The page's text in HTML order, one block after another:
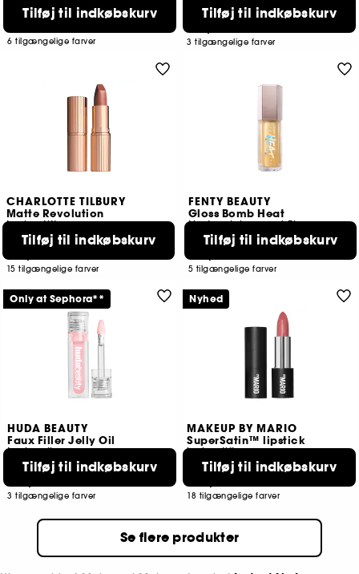
1178
6 tilgængelige farver
Tilføj til indkøbskurv 4971
219,00 KR
3 tilgængelige farver
Tilføj til indkøbskurv
CHARLOTTE TILBURY
Matte Revolution
Læbestift
1385
169,00 KR
15 tilgængelige farver
Tilføj til indkøbskurv
FENTY BEAUTY
Gloss Bomb Heat
Lip Luminizer and Plumper
475
169,00 KR
5 tilgængelige farver
Tilføj til indkøbskurv
HUDA BEAUTY
Faux Filler Jelly Oil
Læbeolie
474
199,00 KR
3 tilgængelige farver
Tilføj til indkøbskurv
Only at Sephora**
MAKEUP BY MARIO
SuperSatin™ lipstick
læbestift
39
249,00 KR
18 tilgængelige farver
Tilføj til indkøbskurv
Nyhed
Se flere produkter